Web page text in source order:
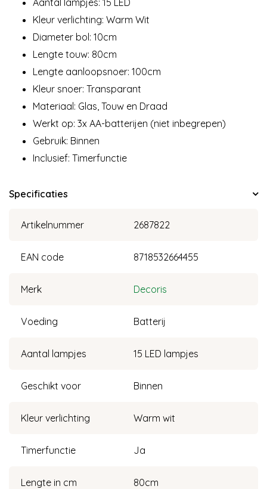
Kleur verlichting: Warm Wit
Diameter bol: 10cm
Lengte touw: 80cm
Lengte aanloopsnoer: 100cm
Kleur snoer: Transparant
Materiaal: Glas, Touw en Draad
Werkt op: 3x AA-batterijen (niet inbegrepen)
Gebruik: Binnen
Inclusief: Timerfunctie
Specificaties
Artikelnummer 2687822
EAN code 8718532664455
Merk Decoris
Voeding Batterij
Aantal lampjes 15 LED lampjes
Geschikt voor Binnen
Kleur verlichting Warm wit
Timerfunctie Ja
Lengte in cm 80cm